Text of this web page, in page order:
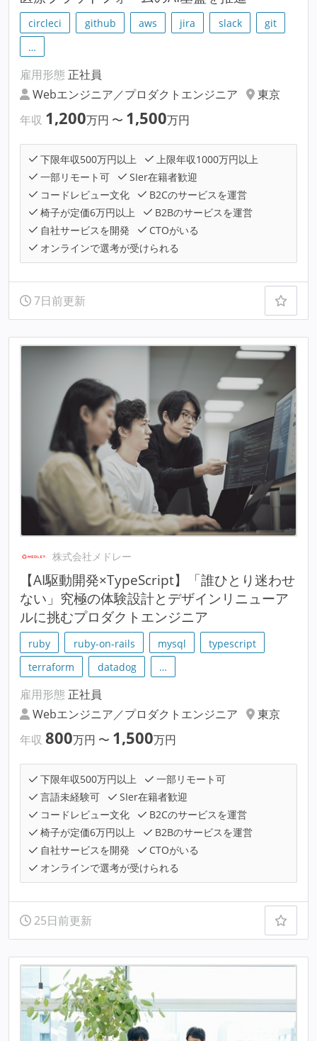
circleci github aws jira slack
git
…
雇用形態 正社員
Webエンジニア／プロダクトエンジニア
東京
年収 1,200万円 〜 1,500万円
下限年収500万円以上
上限年収1000万円以上
一部リモート可
SIer在籍者歓迎
コードレビュー文化
B2Cのサービスを運営
椅子が定価6万円以上
B2Bのサービスを運営
自社サービスを開発
CTOがいる
オンラインで選考が受けられる
7日前更新
株式会社メドレー
【AI駆動開発×TypeScript】「誰ひとり迷わせ
ない」究極の体験設計とデザインリニューア
ルに挑むプロダクトエンジニア
ruby ruby-on-rails mysql
typescript
terraform
datadog …
雇用形態 正社員
Webエンジニア／プロダクトエンジニア
東京
年収 800万円 〜 1,500万円
下限年収500万円以上
一部リモート可
言語未経験可
SIer在籍者歓迎
コードレビュー文化
B2Cのサービスを運営
椅子が定価6万円以上
B2Bのサービスを運営
自社サービスを開発
CTOがいる
オンラインで選考が受けられる
25日前更新